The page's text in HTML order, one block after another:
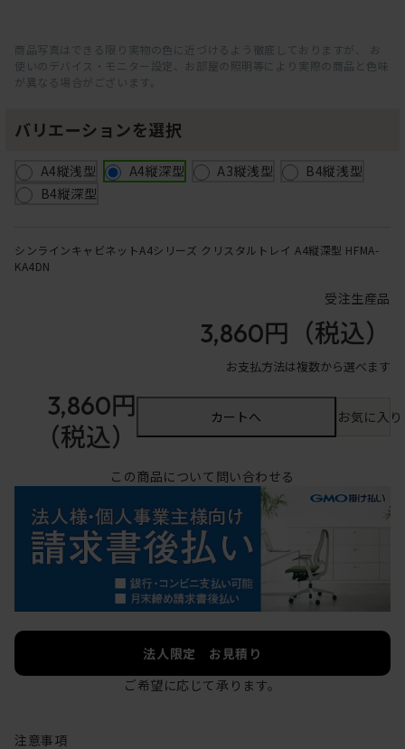
商品写真はできる限り実物の色に近づけるよう徹底しておりますが、 お
使いのデバイス・モニター設定、お部屋の照明等により実際の商品と色味
が異なる場合がございます。
バリエーションを選択
A4縦浅型 A4縦深型 A3縦浅型
B4縦浅型
B4縦深型
シンラインキャビネットA4シリーズ クリスタルトレイ A4縦深型 HFMA-
KA4DN
受注生産品
3,860円 （税込）
お支払方法は複数から選べます
3,860円
（税込）
カートへ お気に入
この商品について問い合わせる
法人限定 お見積り
ご希望に応じて承ります。
注意事項